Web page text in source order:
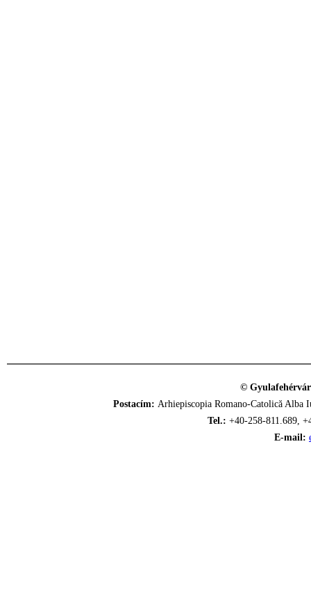
©
Postacím: Arhiepiscopia Romano-Catolică
Tel.: +40-258-811.689,
E-mail: